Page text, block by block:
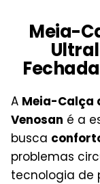
Meia-
A Meia-Calça
Venosan é a
busca
problemas
tecnologia de